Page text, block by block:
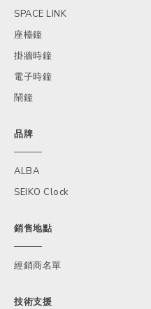
SPACE LINK
座檯鐘
掛牆時鐘
電子時鐘
鬧鐘
品牌
ALBA
SEIKO Clock
銷售地點
經銷商名單
技術支援